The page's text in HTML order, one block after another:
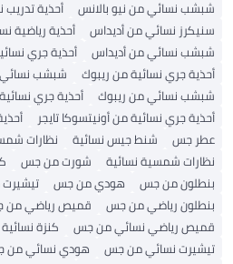
شبشب نسائي من نيو بالانس
أحذية تدريب
سنيكرز نسائي من أديداس
أحذية رياضية
شبشب نسائي من أديداس
أحذية جري
أحذية جري نسائية من ريبوك
شبشب
شبشب نسائي من ريبوك
أحذية جري
أحذية جري نسائية من أونيتسوكا تايجر
عطر جس
شنط جيس نسائية
نظارات
نظارات شمسية نسائية
شورت من جس
بنطلون من جس
هودي من جس
بنطلون رياضي من جس
قميص رياضي
قميص رياضي نسائي من جس
كنزة
تيشيرت نسائي من جس
هودي نسائي